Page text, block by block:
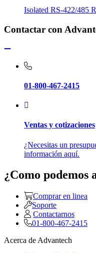
Isolated RS-422/485
Contactar con
01-800-467-2415
Ventas y cotizaciones
¿Necesitas un
información aquí.
¿Como podemos
Comprar en linea
Soporte
Contactarnos
01-800-467-2415
Acerca de Advantech